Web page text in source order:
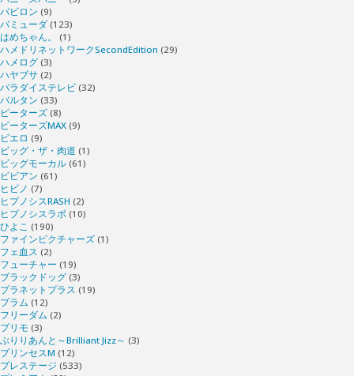
バビロン (9)
バミューダ (123)
はめちゃん。
(1)
ハメドリネットワークSecondEdition (29)
ハメログ (3)
ハヤブサ (2)
パラダイステレビ (32)
バルタン (33)
ピーターズ (8)
ピーターズMAX (9)
ピエロ (9)
ビッグ・ザ・肉道 (1)
ビッグモーカル (61)
ビビアン (61)
ヒビノ (7)
ヒプノシスRASH (2)
ヒプノシスラボ (10)
ひよこ (190)
ファインピクチャーズ (1)
フェ血ス (2)
フューチャー (19)
ブラックドッグ (3)
プラネットプラス (19)
プラム (12)
フリーダム (2)
プリモ (3)
ぶりりあんと～Brilliant Jizz～ (3)
プリンセスM (12)
プレステージ (533)